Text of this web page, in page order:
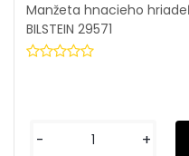
Manžeta hnacieho
BILSTEIN 29571
- +